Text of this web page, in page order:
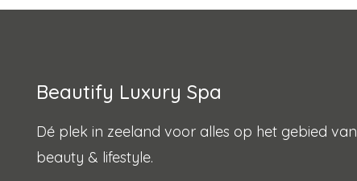
Beautify Luxury Spa
Dé plek in zeeland voor alles op het gebied van
beauty & lifestyle.